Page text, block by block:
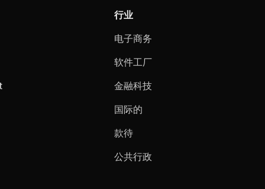
行业
电子商务
软件工厂
金融科技
国际的
款待
公共行政